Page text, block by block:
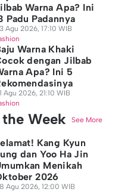
Warna Apa? Ini
Padu Padannya
Agu 2026, 17:10 WIB
Warna Khaki
dengan Jilbab
Apa? Ini 5
Agu 2026, 21:10 WIB
Week See More
Kang Kyun
dan Yoo Ha Jin
Menikah
2026
Agu 2026, 12:00 WIB